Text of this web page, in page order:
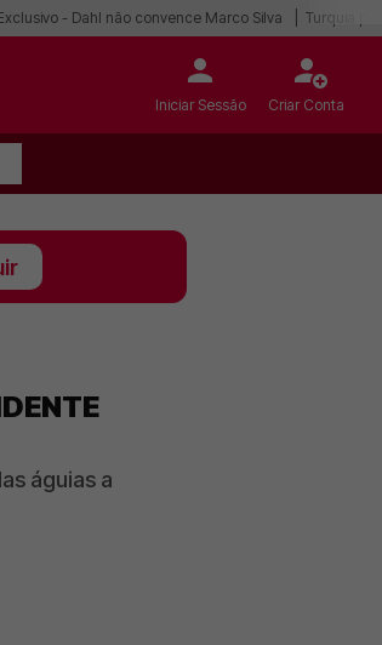
- Dahl não convence Marco Silva Turquia
Iniciar Sessão Criar Conta
águias a